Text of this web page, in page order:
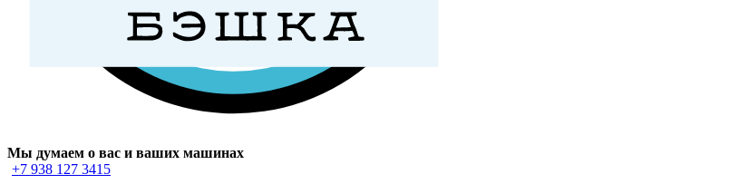
Мы думаем о вас и ваших машинах
+7 938 127 3415